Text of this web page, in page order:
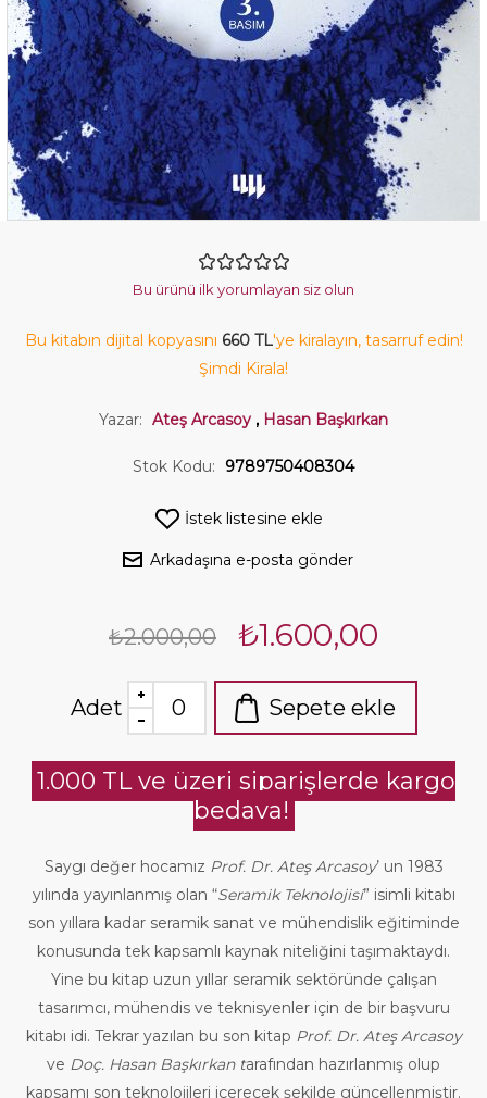
Bu ürünü ilk yorumlayan siz olun
Bu kitabın dijital kopyasını 660 TL'ye kiralayın, tasarruf edin!
Şimdi Kirala!
Yazar: Ateş Arcasoy , Hasan Başkırkan
Stok Kodu: 9789750408304
İstek listesine ekle
Arkadaşına e-posta gönder
₺2.000,00 ₺1.600,00
Adet Sepete ekle
1.000 TL ve üzeri siparişlerde kargo
bedava!
Saygı değer hocamız Prof. Dr. Ateş Arcasoy’ un 1983
yılında yayınlanmış olan “Seramik Teknolojisi” isimli kitabı
son yıllara kadar seramik sanat ve mühendislik eğitiminde
konusunda tek kapsamlı kaynak niteliğini taşımaktaydı.
Yine bu kitap uzun yıllar seramik sektöründe çalışan
tasarımcı, mühendis ve teknisyenler için de bir başvuru
kitabı idi. Tekrar yazılan bu son kitap Prof. Dr. Ateş Arcasoy
ve Doç. Hasan Başkırkan tarafından hazırlanmış olup
kapsamı son teknolojileri içerecek şekilde güncellenmiştir.